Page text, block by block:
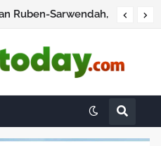
Ruben-Sarwendah,